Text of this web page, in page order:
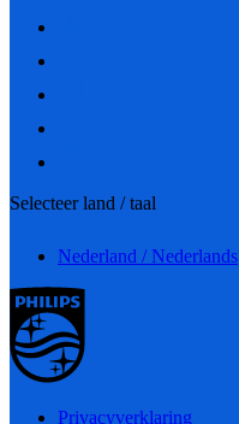
Selecteer land / taal
Nederland / Nederlands
Privacyverklaring